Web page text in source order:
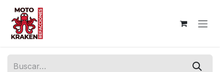
Ir al contenido